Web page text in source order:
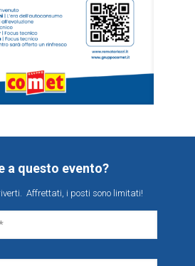
a questo evento?
Affrettati, i posti sono limitati!